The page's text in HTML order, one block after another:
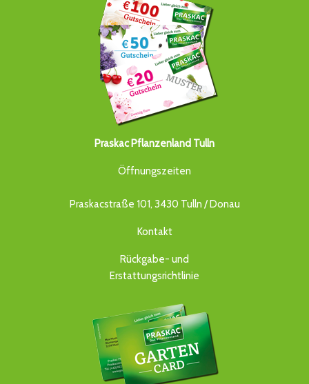
Praskac Pflanzenland Tulln
Öffnungszeiten
Praskacstraße 101, 3430 Tulln / Donau
Kontakt
Rückgabe- und
Erstattungsrichtlinie